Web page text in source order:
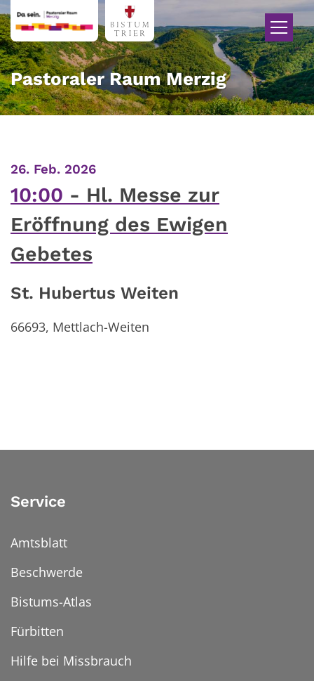
Zum Inhalt springen
Pastoraler Raum Merzig
26. Feb. 2026:
10:00
Hl. Messe zur
Eröffnung des Ewigen
Gebetes
St. Hubertus Weiten
66693, Mettlach-Weiten
Service
Amtsblatt
Beschwerde
Bistums-Atlas
Fürbitten
Hilfe bei Missbrauch